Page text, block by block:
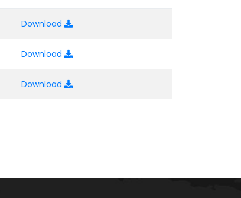
Download
Download
Download